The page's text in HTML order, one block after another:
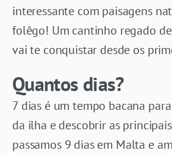
interessante com paisagens
folêgo! Um cantinho regado
vai te conquistar desde os
Quantos dias?
7 dias é um tempo bacana
da ilha e descobrir as
passamos 9 dias em Malta e